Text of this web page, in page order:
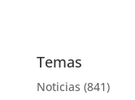
Temas
Noticias (841)